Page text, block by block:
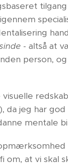
- altså at
person,
da jeg har
mentale
om, at vi skal